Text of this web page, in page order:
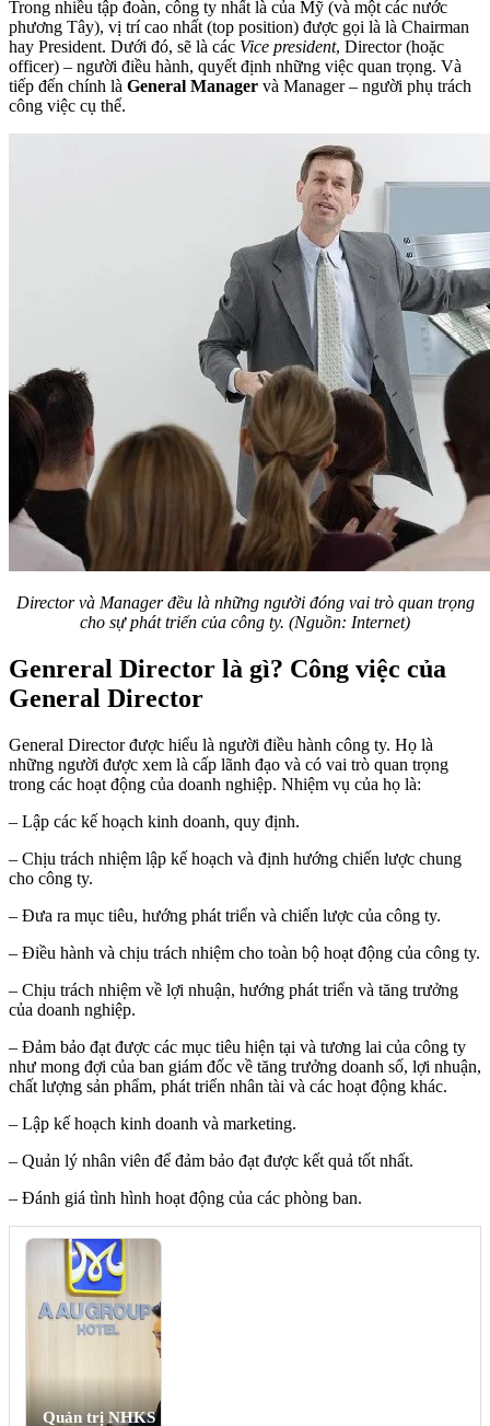
Trong nhiều tập đoàn, công ty nhất là của Mỹ (và một các nước
phương Tây), vị trí cao nhất (top position) được gọi là là Chairman
hay President. Dưới đó, sẽ là các Vice president, Director (hoặc
officer) – người điều hành, quyết định những việc quan trọng. Và
tiếp đến chính là General Manager và Manager – người phụ trách
công việc cụ thể.
Director và Manager đều là những người đóng vai trò quan trọng
cho sự phát triển của công ty. (Nguồn: Internet)
Genreral Director là gì? Công việc của
General Director
General Director được hiểu là người điều hành công ty. Họ là
những người được xem là cấp lãnh đạo và có vai trò quan trọng
trong các hoạt động của doanh nghiệp. Nhiệm vụ của họ là:
– Lập các kế hoạch kinh doanh, quy định.
– Chịu trách nhiệm lập kế hoạch và định hướng chiến lược chung
cho công ty.
– Đưa ra mục tiêu, hướng phát triển và chiến lược của công ty.
– Điều hành và chịu trách nhiệm cho toàn bộ hoạt động của công ty.
– Chịu trách nhiệm về lợi nhuận, hướng phát triển và tăng trưởng
của doanh nghiệp.
– Đảm bảo đạt được các mục tiêu hiện tại và tương lai của công ty
như mong đợi của ban giám đốc về tăng trưởng doanh số, lợi nhuận,
chất lượng sản phẩm, phát triển nhân tài và các hoạt động khác.
– Lập kế hoạch kinh doanh và marketing.
– Quản lý nhân viên để đảm bảo đạt được kết quả tốt nhất.
– Đánh giá tình hình hoạt động của các phòng ban.
Quản trị NHKS